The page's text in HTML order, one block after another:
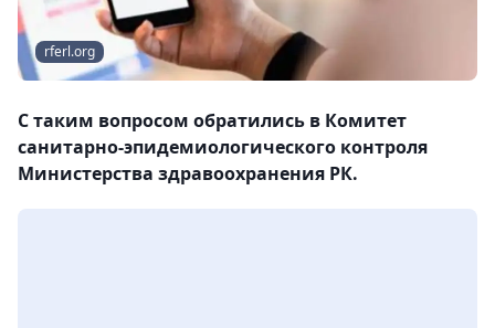
rferl.org
С таким вопросом обратились в Комитет
санитарно-эпидемиологического контроля
Министерства здравоохранения РК.